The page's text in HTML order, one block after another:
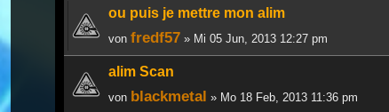
ou puis je mettre mon alim
von fredf57 » Mi 05 Jun, 2013 12:27 pm
alim Scan
von blackmetal » Mo 18 Feb, 2013 11:36 pm